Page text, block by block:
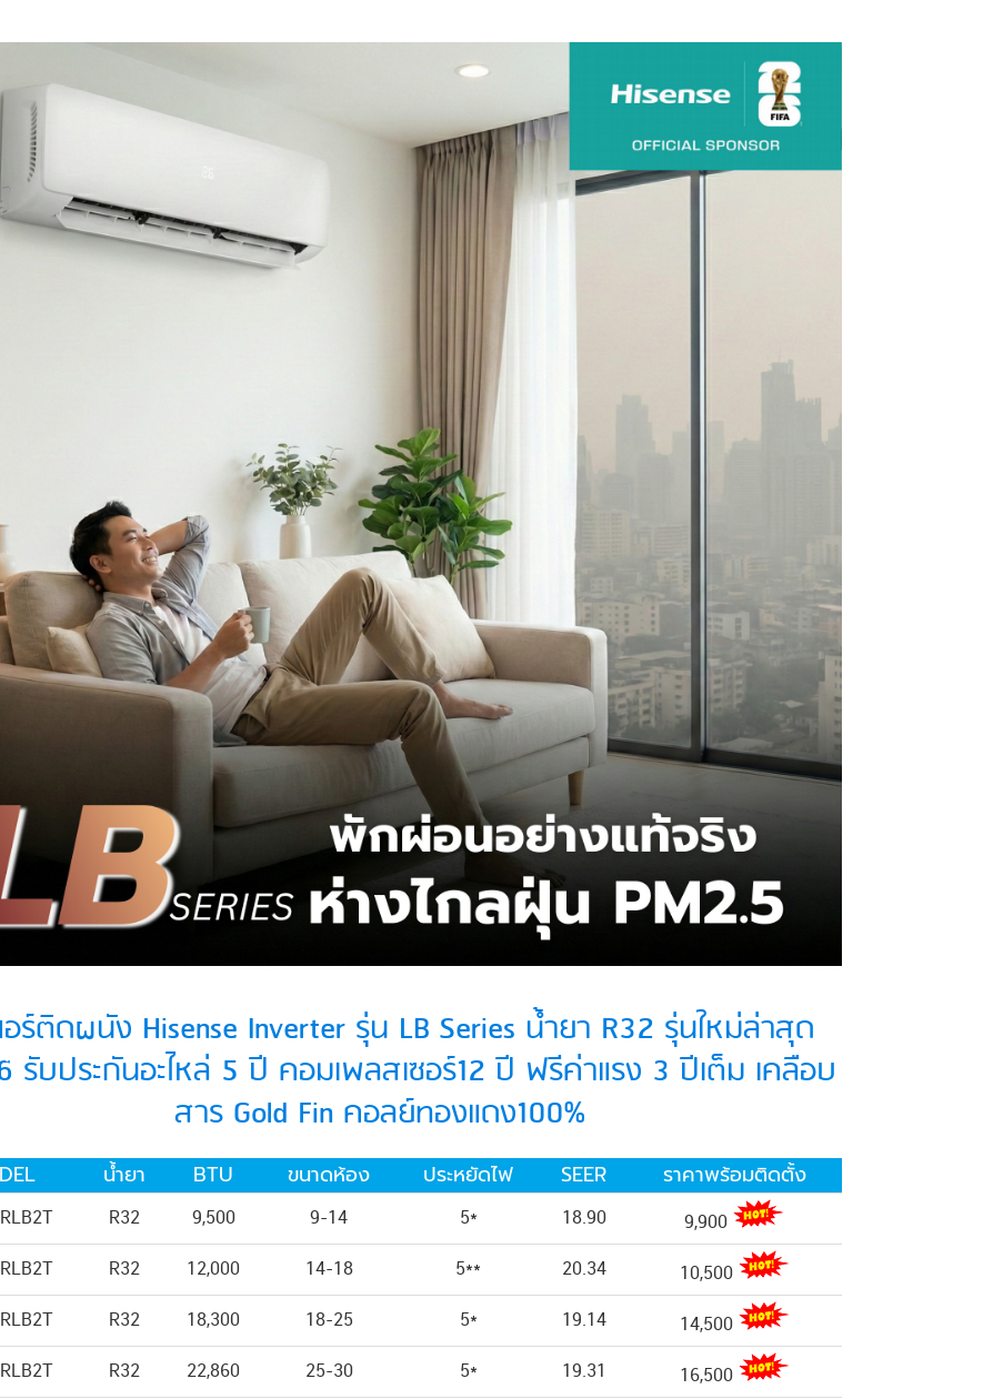
ร์ติดผนัง Hisense Inverter รุ่น LB Series น้ำยา R32 รุ่นใหม่ล่าสุด
รับประกันอะไหล่ 5 ปี คอมเพลสเซอร์12 ปี ฟรีค่าแรง 3 ปีเต็ม เคลือบ
สาร Gold Fin คอลย์ทองแดง100%
น้ำยา BTU ขนาดห้อง ประหยัดไฟ SEER ราคาพร้อมติดตั้ง
R32 9,500 9-14 5* 18.90 9,900
R32 12,000 14-18 5** 20.34 10,500
R32 18,300 18-25 5* 19.14 14,500
R32 22,860 25-30 5* 19.31 16,500